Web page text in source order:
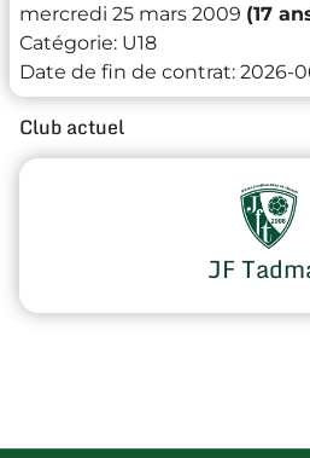
mercredi 25 mars 2009 (17
Catégorie: U18
Date de fin de contrat: 2026-
Club actuel
JF